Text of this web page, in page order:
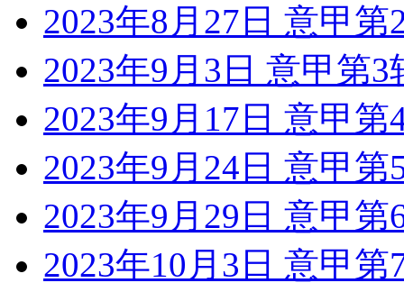
2023年8月27日 意甲
2023年9月3日 意甲第
2023年9月17日 意甲
2023年9月24日 意甲
2023年9月29日 意甲
2023年10月3日 意甲